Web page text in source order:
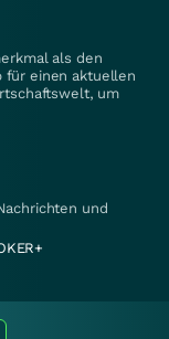
als den
für einen aktuellen
um
und